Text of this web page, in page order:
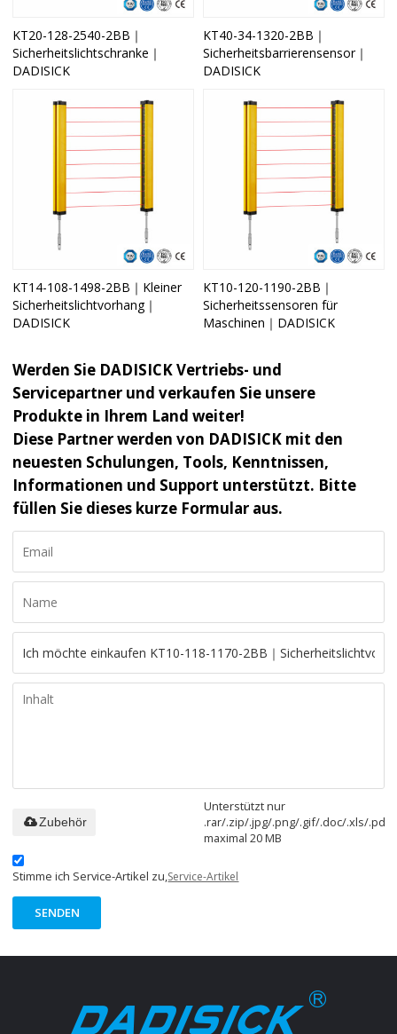
KT20-128-2540-2BB｜
Sicherheitslichtschranke｜
DADISICK
KT40-34-1320-2BB｜
Sicherheitsbarrierensensor｜
DADISICK
KT14-108-1498-2BB｜Kleiner
Sicherheitslichtvorhang｜
DADISICK
KT10-120-1190-2BB｜
Sicherheitssensoren für
Maschinen｜DADISICK
Werden Sie DADISICK Vertriebs- und
Servicepartner und verkaufen Sie unsere
Produkte in Ihrem Land weiter!
Diese Partner werden von DADISICK mit den
neuesten Schulungen, Tools, Kenntnissen,
Informationen und Support unterstützt. Bitte
füllen Sie dieses kurze Formular aus.
Unterstützt nur
.rar/.zip/.jpg/.png/.gif/.doc/.xls/.pdf,
maximal 20 MB
Zubehör
Stimme ich Service-Artikel zu,Service-Artikel
SENDEN